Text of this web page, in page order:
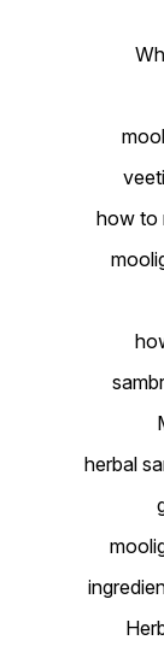
how to
herbal